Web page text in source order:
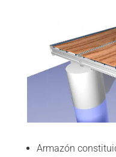
Armazón